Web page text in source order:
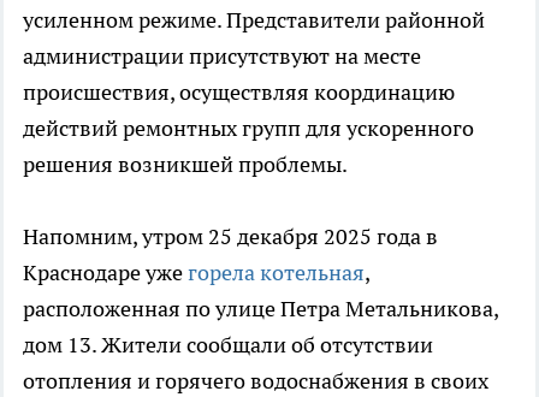
усиленном режиме. Представители районной
администрации присутствуют на месте
происшествия, осуществляя координацию
действий ремонтных групп для ускоренного
решения возникшей проблемы.
Напомним, утром 25 декабря 2025 года в
Краснодаре ужегорела котельная,
расположенная по улице Петра Метальникова,
дом 13. Жители сообщали об отсутствии
отопления и горячего водоснабжения в своих